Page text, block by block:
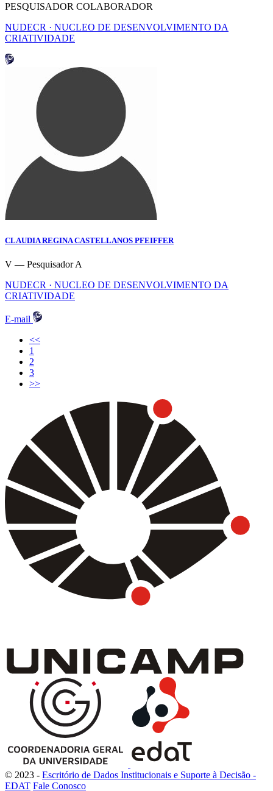
PESQUISADOR COLABORADOR
NUDECR · NUCLEO DE DESENVOLVIMENTO DA
CRIATIVIDADE
CLAUDIA REGINA CASTELLANOS PFEIFFER
V — Pesquisador A
NUDECR · NUCLEO DE DESENVOLVIMENTO DA
CRIATIVIDADE
E-mail
<<
1
2
3
>>
© 2023 - Escritório de Dados Institucionais e Suporte à Decisão -
EDAT Fale Conosco